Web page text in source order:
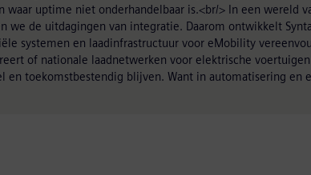
uptime niet onderhandelbaar is.<br/> In een wereld
we de uitdagingen van integratie. Daarom ontwikkelt
systemen en laadinfrastructuur voor eMobility
of nationale laadnetwerken voor elektrische
en toekomstbestendig blijven. Want in automatisering en